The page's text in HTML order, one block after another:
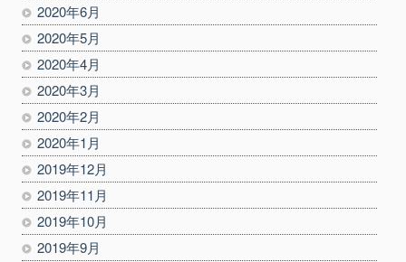
2020年6月
2020年5月
2020年4月
2020年3月
2020年2月
2020年1月
2019年12月
2019年11月
2019年10月
2019年9月